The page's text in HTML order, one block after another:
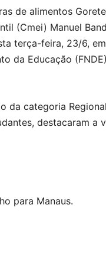
de alimentos
(Cmei) Manuel
terça-feira, 23/6,
da Educação
da categoria
destacaram a
para Manaus.